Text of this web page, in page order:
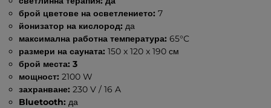
брой цветове на осветлението: 7
йонизатор на кислород: да
максимална работна температура:65°C
размери на сауната: 150 x 120 x 190 см
брой места: 3
мощност: 2100 W
захранване:230 V / 16 A
Bluetooth: да